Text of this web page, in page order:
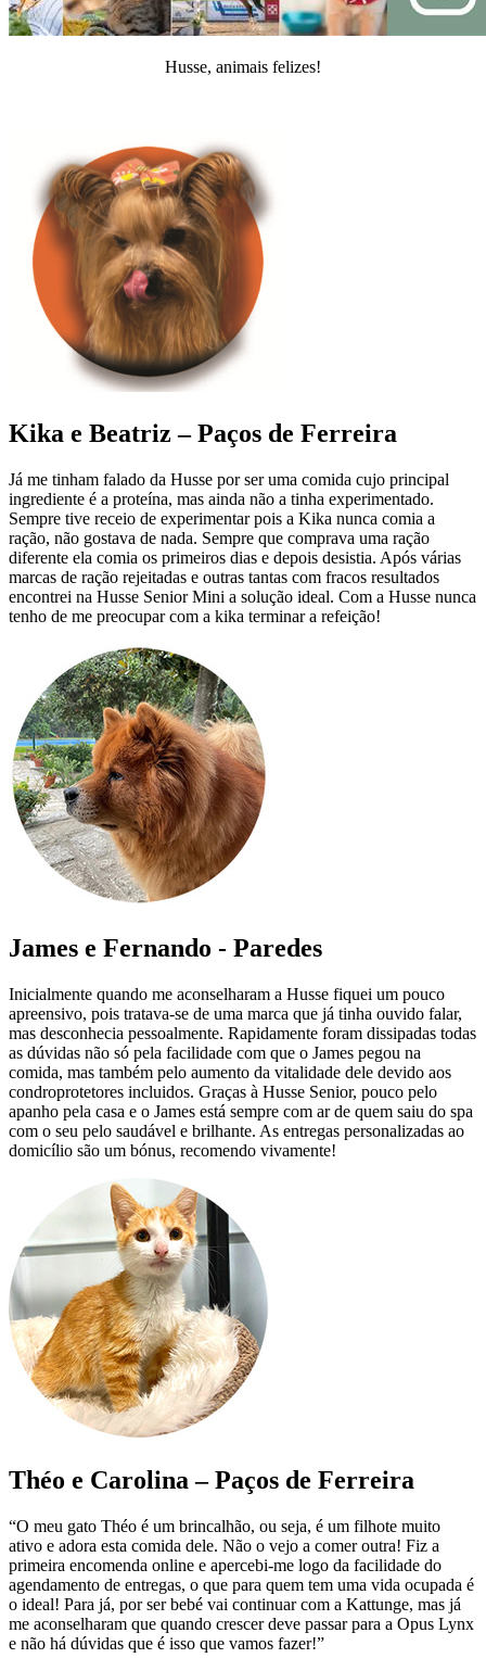
Husse, animais felizes!
Kika e Beatriz – Paços de Ferreira
Já me tinham falado da Husse por ser uma comida cujo principal
ingrediente é a proteína, mas ainda não a tinha experimentado.
Sempre tive receio de experimentar pois a Kika nunca comia a
ração, não gostava de nada. Sempre que comprava uma ração
diferente ela comia os primeiros dias e depois desistia. Após várias
marcas de ração rejeitadas e outras tantas com fracos resultados
encontrei na Husse Senior Mini a solução ideal. Com a Husse nunca
tenho de me preocupar com a kika terminar a refeição!
James e Fernando - Paredes
Inicialmente quando me aconselharam a Husse fiquei um pouco
apreensivo, pois tratava-se de uma marca que já tinha ouvido falar,
mas desconhecia pessoalmente. Rapidamente foram dissipadas todas
as dúvidas não só pela facilidade com que o James pegou na
comida, mas também pelo aumento da vitalidade dele devido aos
condroprotetores incluidos. Graças à Husse Senior, pouco pelo
apanho pela casa e o James está sempre com ar de quem saiu do spa
com o seu pelo saudável e brilhante. As entregas personalizadas ao
domicílio são um bónus, recomendo vivamente!
Théo e Carolina – Paços de Ferreira
“O meu gato Théo é um brincalhão, ou seja, é um filhote muito
ativo e adora esta comida dele. Não o vejo a comer outra! Fiz a
primeira encomenda online e apercebi-me logo da facilidade do
agendamento de entregas, o que para quem tem uma vida ocupada é
o ideal! Para já, por ser bebé vai continuar com a Kattunge, mas já
me aconselharam que quando crescer deve passar para a Opus Lynx
e não há dúvidas que é isso que vamos fazer!”